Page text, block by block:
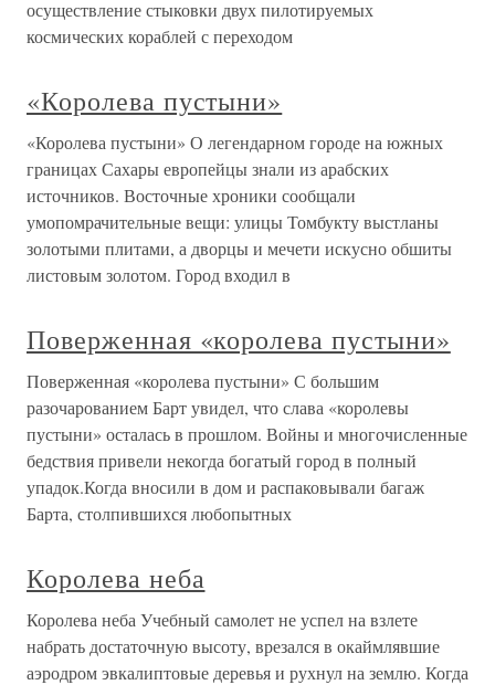
осуществление стыковки двух пилотируемых
космических кораблей с переходом
«Королева пустыни»
«Королева пустыни» О легендарном городе на южных
границах Сахары европейцы знали из арабских
источников. Восточные хроники сообщали
умопомрачительные вещи: улицы Томбукту выстланы
золотыми плитами, а дворцы и мечети искусно обшиты
листовым золотом. Город входил в
Поверженная «королева пустыни»
Поверженная «королева пустыни» С большим
разочарованием Барт увидел, что слава «королевы
пустыни» осталась в прошлом. Войны и многочисленные
бедствия привели некогда богатый город в полный
упадок.Когда вносили в дом и распаковывали багаж
Барта, столпившихся любопытных
Королева неба
Королева неба Учебный самолет не успел на взлете
набрать достаточную высоту, врезался в окаймлявшие
аэродром эвкалиптовые деревья и рухнул на землю. Когда